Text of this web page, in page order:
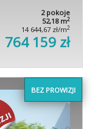
2 pokoje
52,18 m2
14 644,67 zł/m2
764 159 zł
BEZ PROWIZJI